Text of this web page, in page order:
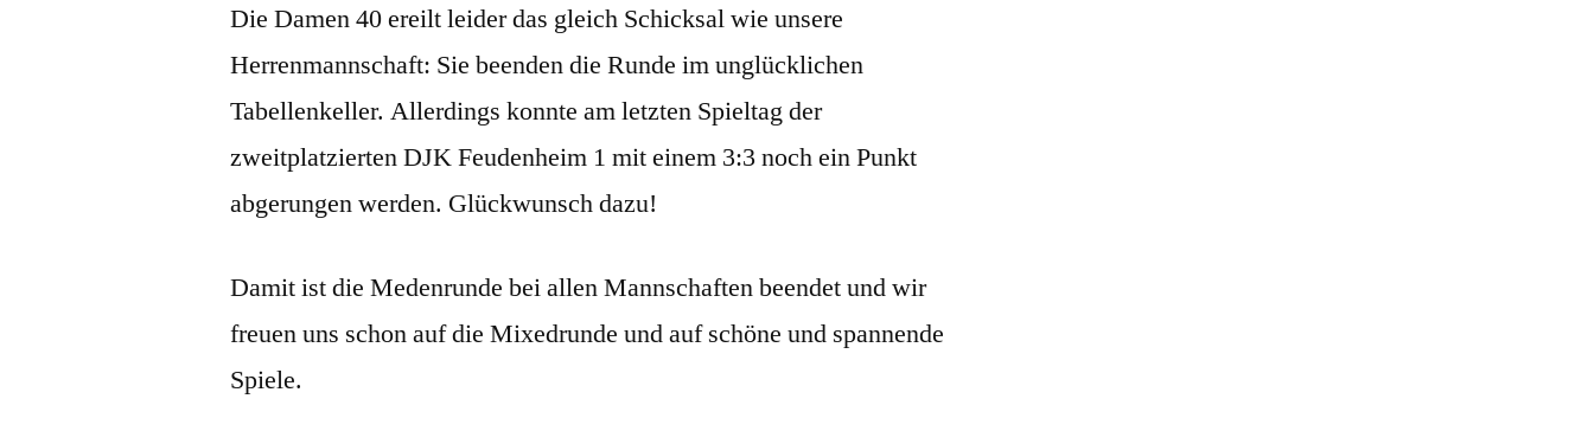
Die Damen 40 ereilt leider das gleich Schicksal wie unsere
Herrenmannschaft: Sie beenden die Runde im unglücklichen
Tabellenkeller. Allerdings konnte am letzten Spieltag der
zweitplatzierten DJK Feudenheim 1 mit einem 3:3 noch ein Punkt
abgerungen werden. Glückwunsch dazu!
Damit ist die Medenrunde bei allen Mannschaften beendet und wir
freuen uns schon auf die Mixedrunde und auf schöne und spannende
Spiele.